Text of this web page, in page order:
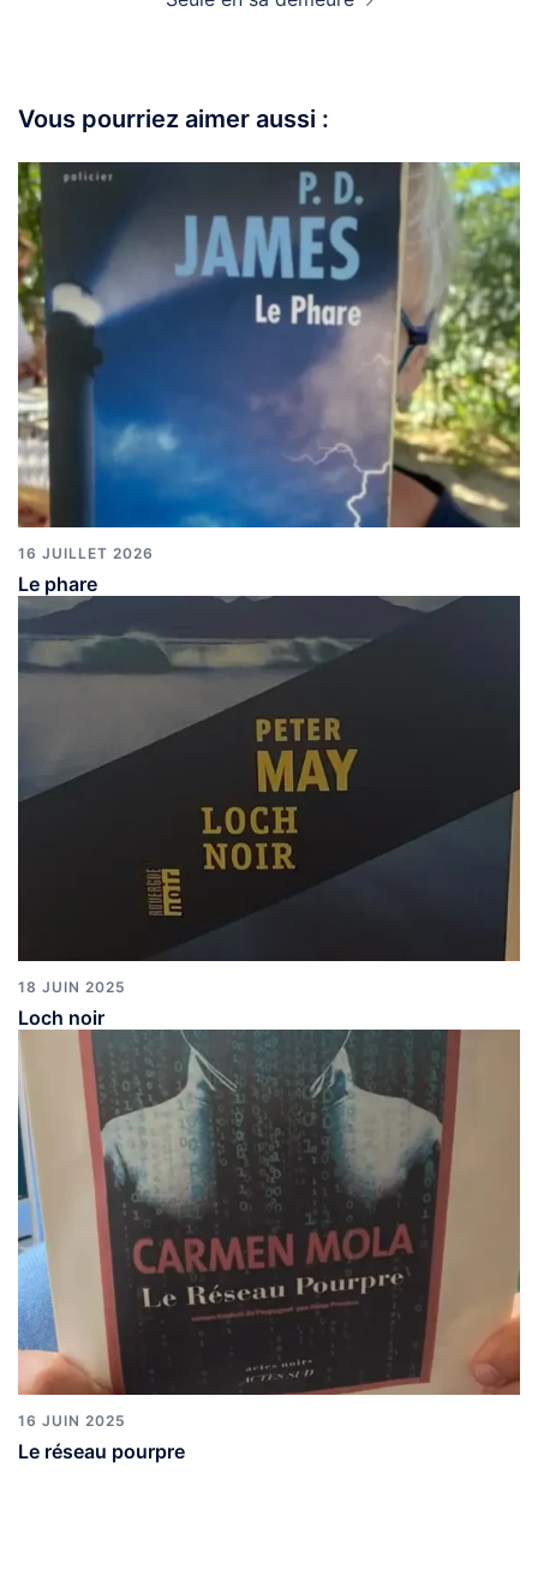
Vous pourriez aimer aussi :
16 JUILLET 2026
Le phare
18 JUIN 2025
Loch noir
16 JUIN 2025
Le réseau pourpre